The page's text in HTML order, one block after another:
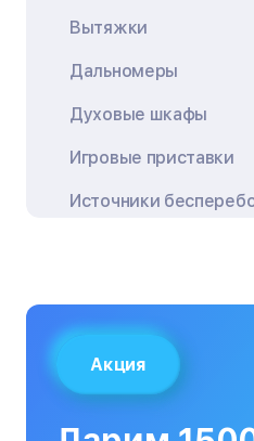
Вытяжки
Дальномеры
Духовые шкафы
Игровые приставки
Источники
Кофемашины
Кухонные плиты
Акция